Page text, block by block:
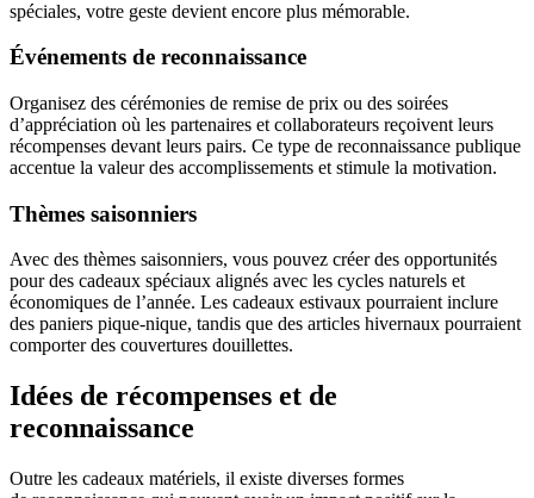
spéciales, votre geste devient encore plus mémorable.
Événements de reconnaissance
Organisez des cérémonies de remise de prix ou des soirées
d’appréciation où les partenaires et collaborateurs reçoivent leurs
récompenses devant leurs pairs. Ce type de reconnaissance publique
accentue la valeur des accomplissements et stimule la motivation.
Thèmes saisonniers
Avec des thèmes saisonniers, vous pouvez créer des opportunités
pour des cadeaux spéciaux alignés avec les cycles naturels et
économiques de l’année. Les cadeaux estivaux pourraient inclure
des paniers pique-nique, tandis que des articles hivernaux pourraient
comporter des couvertures douillettes.
Idées de récompenses et de
reconnaissance
Outre les cadeaux matériels, il existe diverses formes